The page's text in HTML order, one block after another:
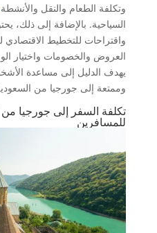
وتكلفة الطعام والنقل والأنشطة
السياحية. بالإضافة إلى ذلك،
واقتراحات للتخطيط
العروض والخصومات واختيار
يهدف الدليل إلى مساعدة
وممتعة إلى جورجيا من
تكلفة السفر إلى جورجيا
للمسافرين